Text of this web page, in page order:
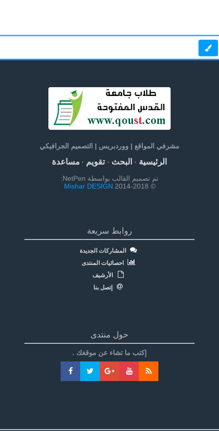
مشرفي المواقع | ووردبريس | التصميم الجرافيكي
الرئيسية· البحث· تقويم· مساعدة
تم تصميم القالب بواسطة NetPen:
© 2014-2018
Mishar DESIGN
روابط سريعة
المشاركات الجديدة
احصائيات المنتدى
الأرشيف
إتصل بنا
حول منتدى
إكتب ما تشاء عن موقغك .